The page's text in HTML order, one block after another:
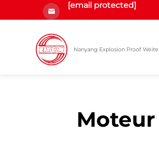
[email protected]
Nanyang Explosion Proof